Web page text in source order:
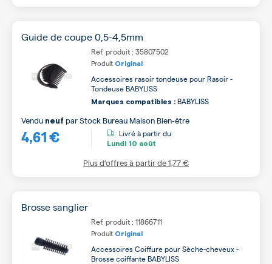
Guide de coupe 0,5-4,5mm
Ref. produit : 35807502
Produit Original
Accessoires rasoir tondeuse pour Rasoir -
Tondeuse BABYLISS
Marques compatibles : BABYLISS
4,61 €
Vendu neuf parStock Bureau Maison Bien-être
Livré à partir du
Lundi 10 août
Plus d’offres à partir de1,77 €
Brosse sanglier
Ref. produit : 11866711
Produit Original
Accessoires Coiffure pour Sèche-cheveux -
Brosse coiffante BABYLISS